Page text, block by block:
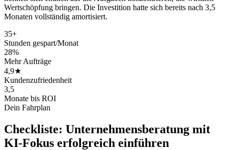
Wertschöpfung bringen. Die Investition hatte sich bereits nach 3,5
Monaten vollständig amortisiert.
35+
Stunden gespart/Monat
28%
Mehr Aufträge
4,9★
Kundenzufriedenheit
3,5
Monate bis ROI
Dein Fahrplan
Checkliste: Unternehmensberatung mit
KI-Fokus erfolgreich einführen